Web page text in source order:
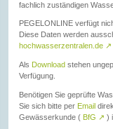
fachlich zuständigen
PEGELONLINE verfügt
Diese Daten werden
hochwasserzentralen.de ↗
Als Download stehen
Verfügung.
Benötigen Sie geprüfte
Sie sich bitte per Email
Gewässerkunde ( BfG ↗ )